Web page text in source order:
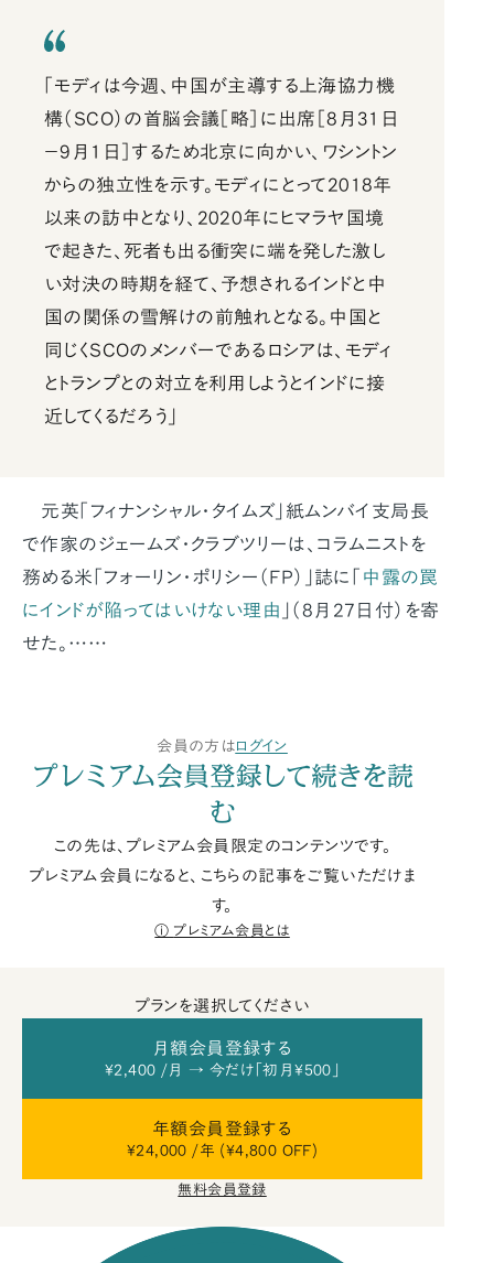
「モディは今週、中国が主導する上海協力機
構（SCO）の首脳会議［略］に出席［8月31日
－9月1日］するため北京に向かい、ワシントン
からの独立性を示す。モディにとって2018年
以来の訪中となり、2020年にヒマラヤ国境
で起きた、死者も出る衝突に端を発した激し
い対決の時期を経て、予想されるインドと中
国の関係の雪解けの前触れとなる。中国と
同じくSCOのメンバーであるロシアは、モディ
とトランプとの対立を利用しようとインドに接
近してくるだろう」
元英「フィナンシャル・タイムズ」紙ムンバイ支局長
で作家のジェームズ・クラブツリーは、コラムニストを
務める米「フォーリン・ポリシー（FP）」誌に「
中露の罠
にインドが陥ってはいけない理由
」（8月27日付）を寄
せた。……
会員の方はログイン
プレミアム会員登録して続きを読
む
この先は、プレミアム会員限定のコンテンツです。
プレミアム会員になると、こちらの記事をご覧いただけま
す。
プレミアム会員とは
プランを選択してください
月額会員登録する
¥2,400 /月 → 今だけ「初月¥500」
年額会員登録する
¥24,000 /年 (¥4,800 OFF)
無料会員登録